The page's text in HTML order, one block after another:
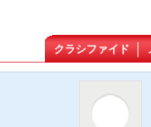
クラシファイド